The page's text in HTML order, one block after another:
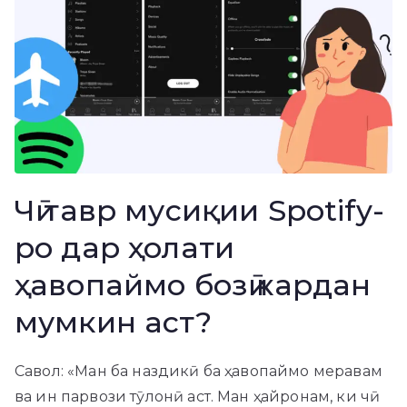
Чӣ тавр мусиқии Spotify-
ро дар ҳолати
ҳавопаймо бозӣ кардан
мумкин аст?
Савол: «Ман ба наздикӣ ба ҳавопаймо меравам
ва ин парвози тӯлонӣ аст. Ман ҳайронам, ки чӣ